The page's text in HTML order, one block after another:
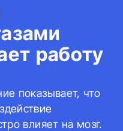
работу
показывает, что
влияет на мозг.